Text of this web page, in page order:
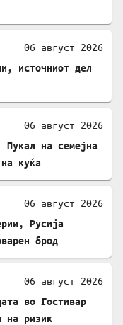
06 август 2026
источниот дел
06 август 2026
Пукал на семејна
куќа
06 август 2026
Русија
брод
06 август 2026
во Гостивар
на ризик